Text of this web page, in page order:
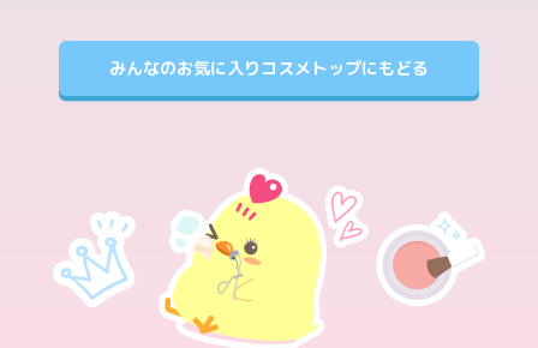
みんなのお気に入りコスメトップにもどる